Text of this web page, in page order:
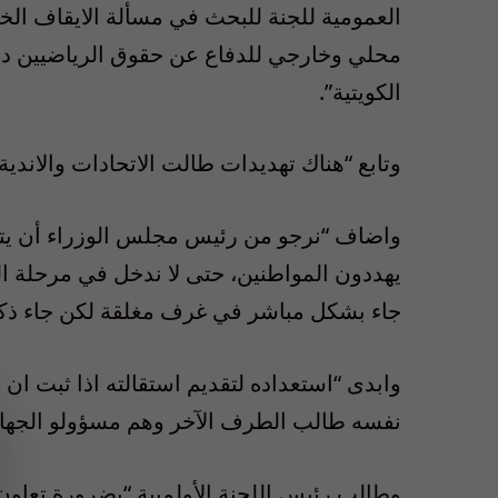
العمومية للجنة للبحث في مسألة الايقاف
محلي وخارجي للدفاع عن حقوق الرياضيين
الكويتية”.
وتابع “هناك تهديدات طالت الاتحادات
واضاف “نرجو من رئيس مجلس الوزراء أن
يهددون المواطنين، حتى لا ندخل في مرحلة
جاء بشكل مباشر في غرف مغلقة لكن جاء
وابدى “استعداده لتقديم استقالته اذا ثبت
نفسه طالب الطرف الآخر وهم مسؤولو